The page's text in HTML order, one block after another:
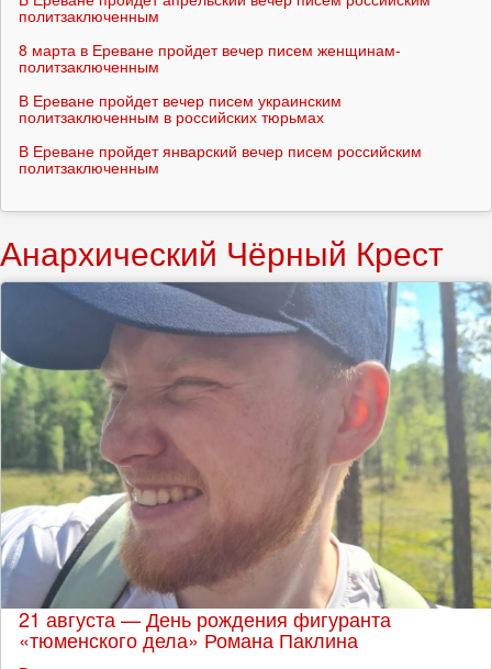
политзаключенным
8 марта в Ереване пройдет вечер писем женщинам-
политзаключенным
В Ереване пройдет вечер писем украинским
политзаключенным в российских тюрьмах
В Ереване пройдет январский вечер писем российским
политзаключенным
Анархический Чёрный Крест
21 августа — День рождения фигуранта
«тюменского дела» Романа Паклина